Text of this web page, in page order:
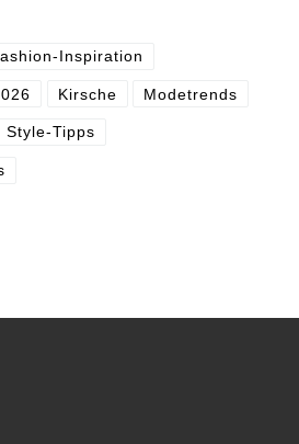
Inspiration
Kirsche Modetrends
Style-Tipps